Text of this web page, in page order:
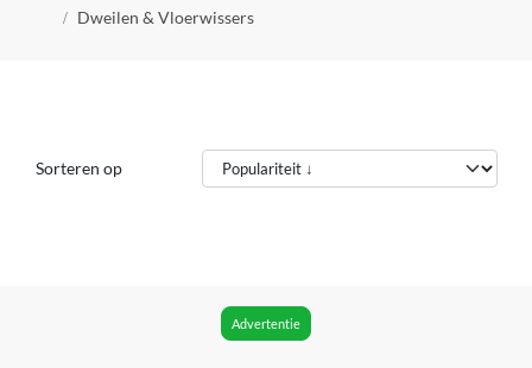
Kruimelpad
Dweilen & Vloerwissers
Sorteren op
Advertentie